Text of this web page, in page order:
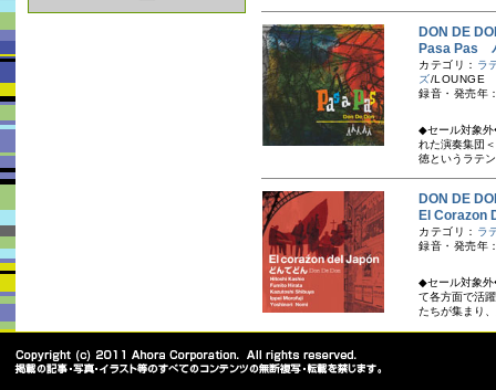
DON DE
Pasa Pas
カテゴリ： ラ
ズ/LOUNGE
録音・発売年
◆セール対象外
れた演奏集団
徳というラテ
DON DE
El Corazon
カテゴリ： ラ
録音・発売年
◆セール対象外
て各方面で活
たちが集まり